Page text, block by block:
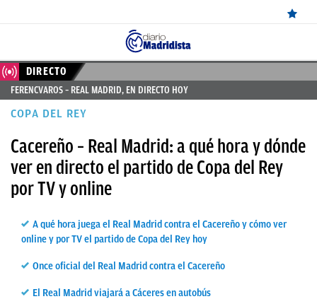
ÚLTIMAS
NOTICIAS
MADRID
BALONCESTO
FICHAJES
DIRECTO
FERENCVAROS – REAL MADRID, EN DIRECTO HOY
COPA DEL REY
Cacereño – Real Madrid: a qué hora y dónde
ver en directo el partido de Copa del Rey
por TV y online
A qué hora juega el Real Madrid contra el Cacereño y cómo ver
online y por TV el partido de Copa del Rey hoy
Once oficial del Real Madrid contra el Cacereño
El Real Madrid viajará a Cáceres en autobús